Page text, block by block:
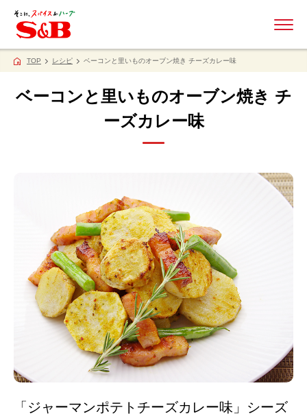
TOP レシピ ベーコンと里いものオーブン焼き チーズカレー味
ベーコンと里いものオーブン焼き チ
ーズカレー味
「ジャーマンポテトチーズカレー味」シーズ